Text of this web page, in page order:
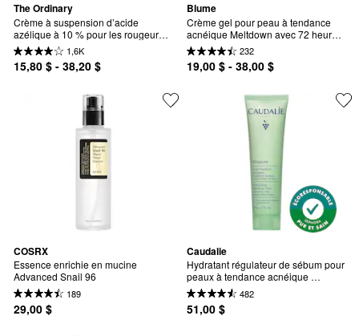
The Ordinary
Crème à suspension d’acide
azélique à 10 % pour les rougeurs
et la peau sujette aux imperfections
1,6K
15,80 $ - 38,20 $
Blume
Crème gel pour peau à tendance
acnéique Meltdown avec 72 heures
d’hydratation232
19,00 $ - 38,00 $
COSRX
Essence enrichie en mucine
Advanced Snail 96
189
29,00 $
Caudalie
Hydratant régulateur de sébum pour
peaux à tendance acnéique
Vinopure
482
51,00 $